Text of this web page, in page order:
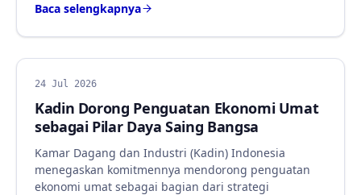
Baca selengkapnya
BERITA
24 Jul 2026
Kadin Dorong Penguatan Ekonomi Umat
sebagai Pilar Daya Saing Bangsa
Kamar Dagang dan Industri (Kadin) Indonesia
menegaskan komitmennya mendorong penguatan
ekonomi umat sebagai bagian dari strategi